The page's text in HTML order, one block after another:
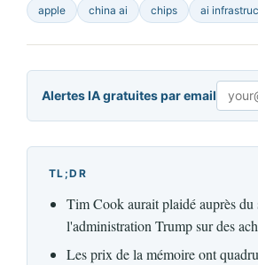
apple china ai chips ai
Alertes IA gratuites par email
Email
TL;DR
Tim Cook aurait plaidé auprès
l'administration Trump sur des
Les prix de la mémoire ont